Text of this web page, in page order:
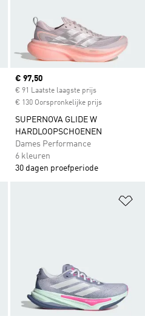
Current price
€ 97,50
€ 91 Laatste laagste prijs
€ 130 Oorspronkelijke prijs
SUPERNOVA GLIDE W
HARDLOOPSCHOENEN
Dames Performance
6 kleuren
30 dagen proefperiode